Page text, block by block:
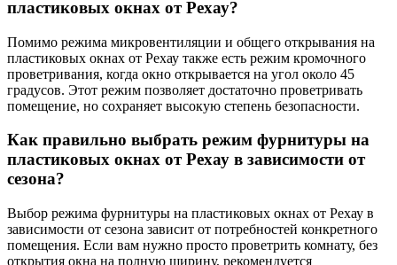
пластиковых окнах от Рехау?
Помимо режима микровентиляции и общего открывания на
пластиковых окнах от Рехау также есть режим кромочного
проветривания, когда окно открывается на угол около 45
градусов. Этот режим позволяет достаточно проветривать
помещение, но сохраняет высокую степень безопасности.
Как правильно выбрать режим фурнитуры на
пластиковых окнах от Рехау в зависимости от
сезона?
Выбор режима фурнитуры на пластиковых окнах от Рехау в
зависимости от сезона зависит от потребностей конкретного
помещения. Если вам нужно просто проветрить комнату, без
открытия окна на полную ширину, рекомендуется